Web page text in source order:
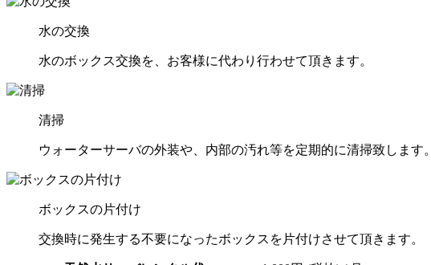
水の交換
水のボックス交換を、お客様に代わり行わせて頂きます。
清掃
ウォーターサーバの外装や、内部の汚れ等を定期的に清掃致します。
ボックスの片付け
交換時に発生する不要になったボックスを片付けさせて頂きます。